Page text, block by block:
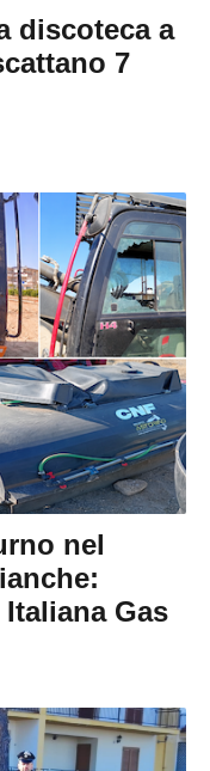
discoteca a
7
nel
Gas